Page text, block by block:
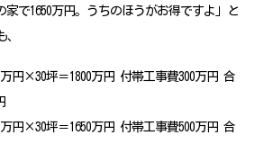
家で1650万円。うちのほうがお得ですよ」と
、
円×30坪＝1800万円 付帯工事費300万円 合
万円×30坪＝1650万円 付帯工事費500万円 合